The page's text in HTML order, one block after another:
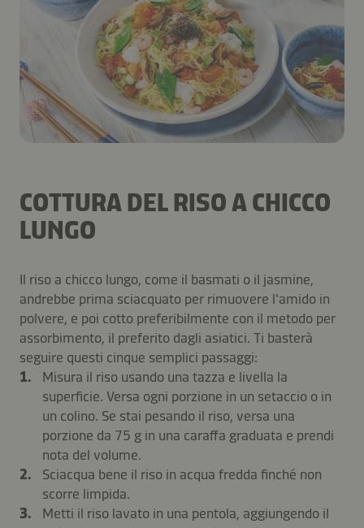
COTTURA DEL RISO A CHICCO
LUNGO
Il riso a chicco lungo, come il basmati o il jasmine,
andrebbe prima sciacquato per rimuovere l'amido in
polvere, e poi cotto preferibilmente con il metodo per
assorbimento, il preferito dagli asiatici. Ti basterà
seguire questi cinque semplici passaggi:
Misura il riso usando una tazza e livella la
superficie. Versa ogni porzione in un setaccio o in
un colino. Se stai pesando il riso, versa una
porzione da 75 g in una caraffa graduata e prendi
nota del volume.
Sciacqua bene il riso in acqua fredda finché non
scorre limpida.
Metti il riso lavato in una pentola, aggiungendo il